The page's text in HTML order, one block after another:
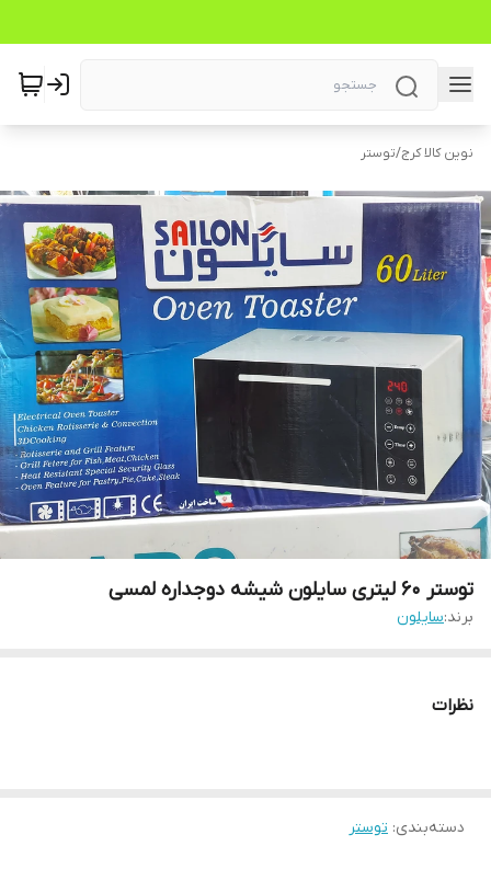
نوین کالا کرج/توستر
توستر ۶۰ لیتری سایلون شیشه دوجداره لمسی
برند:سایلون
نظرات
دسته‌بندی: توستر